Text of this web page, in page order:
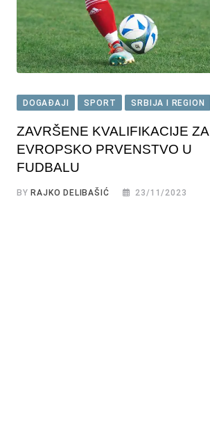
DOGAĐAJI SPORT SRBIJA I REGION
ZAVRŠENE KVALIFIKACIJE ZA
EVROPSKO PRVENSTVO U
FUDBALU
BY RAJKO DELIBAŠIĆ 23/11/2023